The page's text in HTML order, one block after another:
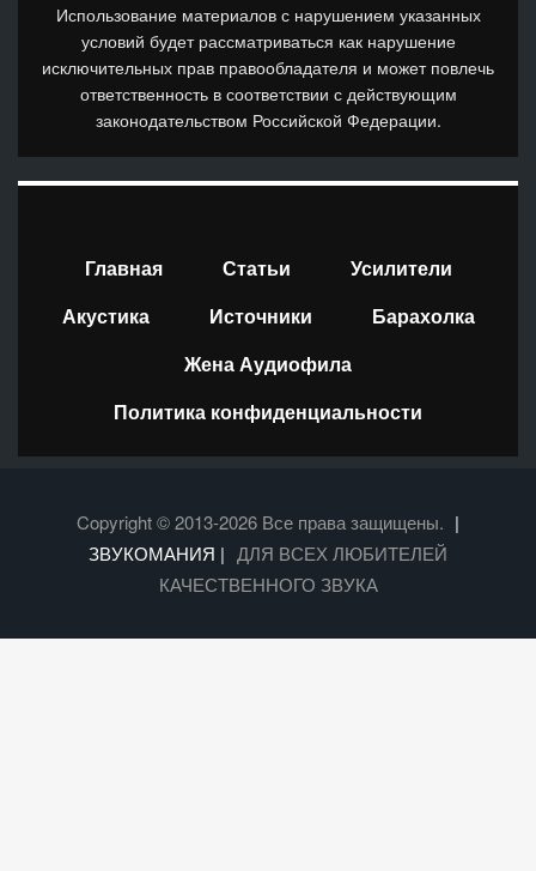
Использование материалов с нарушением указанных
условий будет рассматриваться как нарушение
исключительных прав правообладателя и может повлечь
ответственность в соответствии с действующим
законодательством Российской Федерации.
Главная Статьи
Усилители
Акустика
Источники
Барахолка
Жена Аудиофила
Политика конфиденциальности
Copyright © 2013-2026 Все права защищены. |
ЗВУКОМАНИЯ | ДЛЯ ВСЕХ ЛЮБИТЕЛЕЙ
КАЧЕСТВЕННОГО ЗВУКА